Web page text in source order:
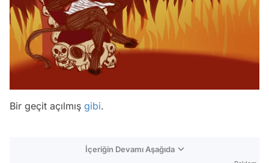
Bir geçit açılmış gibi.
İçeriğin Devamı Aşağıda